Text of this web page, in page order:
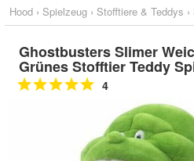
Hood › Spielzeug › Stofftiere & Teddys ›
Ghostbusters Slimer
Grünes Stofftier Teddy
4